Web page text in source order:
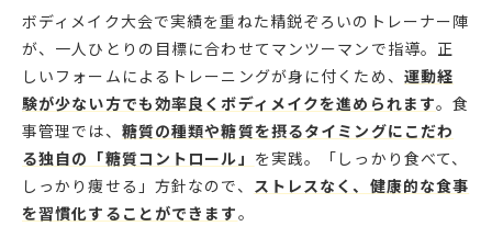
ボディメイク大会で実績を重ねた精鋭ぞろいのトレーナー陣
が、一人ひとりの目標に合わせてマンツーマンで指導。正
しいフォームによるトレーニングが身に付くため、 運動経
験が少ない方でも効率良くボディメイクを進められます。食
事管理では、 糖質の種類や糖質を摂るタイミングにこだわ
る独自の「糖質コントロール」 を実践。「しっかり食べて、
しっかり痩せる」方針なので、 ストレスなく、健康的な食事
を習慣化することができます。